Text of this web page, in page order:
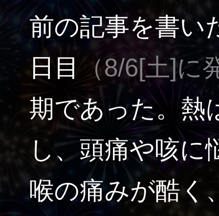
前の記事を書い
日目（8/6[土]に
期であった。熱
し、頭痛や咳に
喉の痛みが酷く